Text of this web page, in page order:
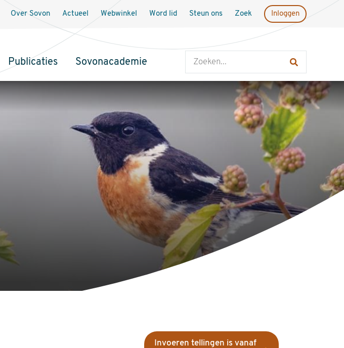
Publicaties Sovonacademie
Over Sovon Actueel Webwinkel Word lid Steun ons Zoek Inloggen
Invoeren tellingen is vanaf